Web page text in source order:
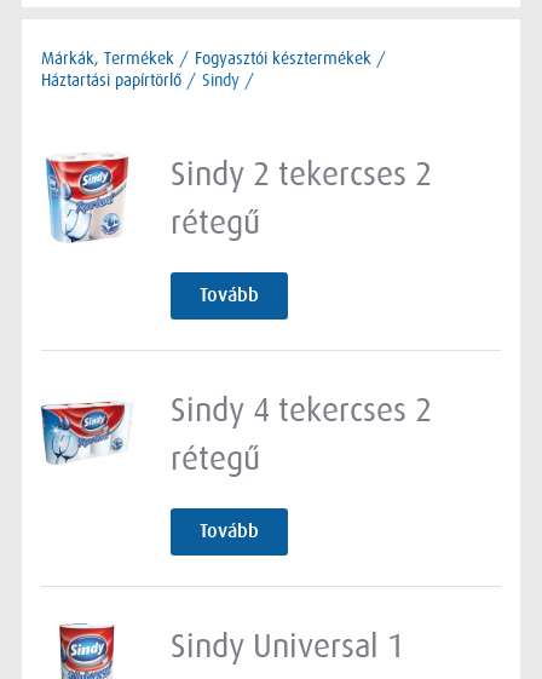
Márkák, Termékek / Fogyasztói késztermékek /
Háztartási papírtörlő / Sindy /
Sindy 2 tekercses 2
rétegű
Tovább
Sindy 4 tekercses 2
rétegű
Tovább
Sindy Universal 1